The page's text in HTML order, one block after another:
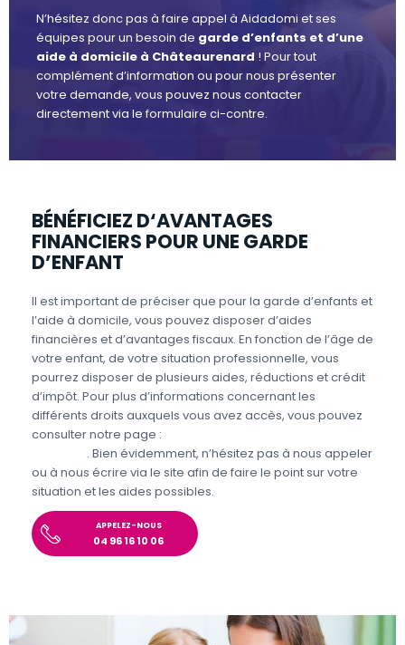
N’hésitez donc pas à faire appel à Aidadomi et ses
équipes pour un besoin de garde d’enfants et d’une
aide à domicile à Châteaurenard ! Pour tout
complément d’information ou pour nous présenter
votre demande, vous pouvez nous contacter
directement via le formulaire ci-contre.
BÉNÉFICIEZ D‘AVANTAGES
FINANCIERS POUR UNE GARDE
D’ENFANT
Il est important de préciser que pour la garde d’enfants et
l’aide à domicile, vous pouvez disposer d’aides
financières et d’avantages fiscaux. En fonction de l’âge de
votre enfant, de votre situation professionnelle, vous
pourrez disposer de plusieurs aides, réductions et crédit
d’impôt. Pour plus d’informations concernant les
différents droits auxquels vous avez accès, vous pouvez
consulter notre page :
. Bien évidemment, n’hésitez pas à nous appeler
ou à nous écrire via le site afin de faire le point sur votre
situation et les aides possibles.
APPELEZ-NOUS
04 96 16 10 06